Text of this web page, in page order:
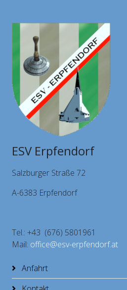
ESV Erpfendorf
Salzburger Straße 72
A-6383 Erpfendorf
Tel.: +43 (676) 5801961
Mail: office@esv-erpfendorf.at
Anfahrt